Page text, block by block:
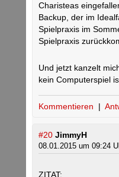
Charisteas
Backup, der im
Spielpraxis im
Spielpraxis
Und jetzt kanzelt
kein Computerspiel
Kommentieren |
#20 JimmyH
08.01.2015 um 09:24
ZITAT: